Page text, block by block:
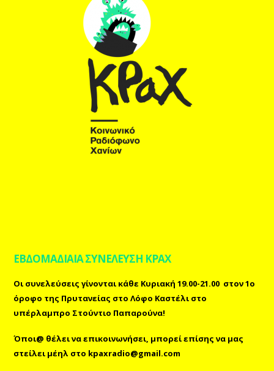
ΕΒΔΟΜΑΔΙΑΙΑ ΣΥΝΕΛΕΥΣΗ ΚΡΑΧ
Οι συνελεύσεις γίνονται κάθε Κυριακή 19.00-21.00 στον 1ο
όροφο της Πρυτανείας στο Λόφο Καστέλι στο
υπέρλαμπρο Στούντιο Παπαρούνα!
Όποι@ θέλει να επικοινωνήσει, μπορεί επίσηςνα μας
στείλει μέηλ στο kpaxradio@gmail.com